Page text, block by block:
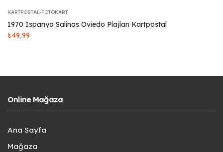
KARTPOSTAL-FOTOKART
1970 İspanya Salinas Oviedo Plajları Kartpostal
₺49,99
Online Mağaza
Ana Sayfa
Mağaza